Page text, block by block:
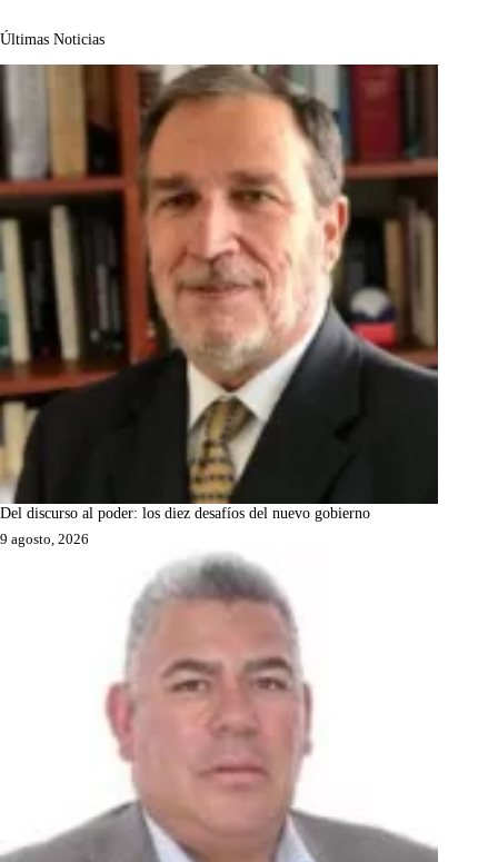
Últimas Noticias
Del discurso al poder: los diez desafíos del nuevo gobierno
9 agosto, 2026